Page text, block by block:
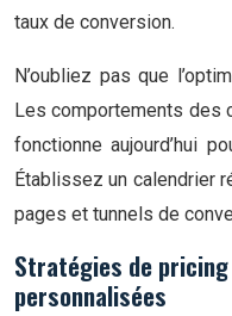
taux de conversion.
N’oubliez pas que
Les comportements des
fonctionne aujourd’hui
Établissez un calendrier
pages et tunnels de
Stratégies de
personnalisées